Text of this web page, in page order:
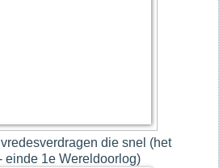
die snel (het
einde 1e Wereldoorlog)